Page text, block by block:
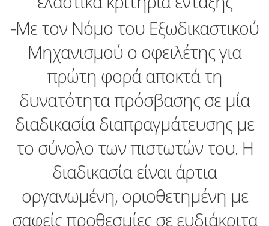
-Με τον Νόμο του Εξωδικαστικού
Μηχανισμού ο οφειλέτης για
πρώτη φορά αποκτά τη
δυνατότητα πρόσβασης σε µία
διαδικασία διαπραγµάτευσης µε
το σύνολο των πιστωτών του. Η
διαδικασία είναι άρτια
οργανωμένη, οριοθετημένη με
σαφείς προθεσμίες σε ευδιάκριτα